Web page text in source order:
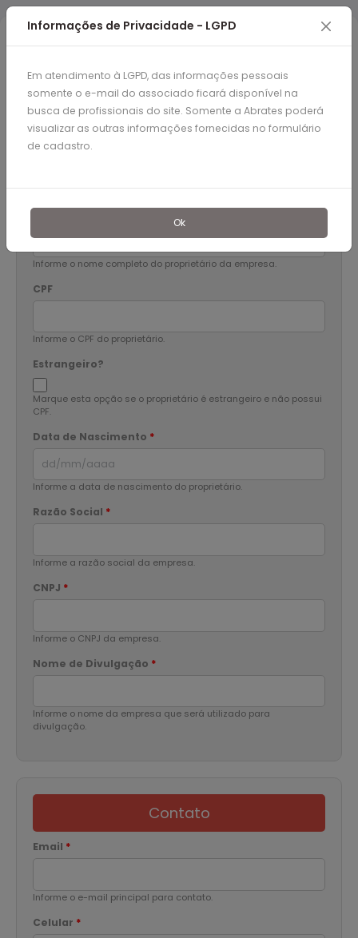
Cadastro Pessoa Jurídica
Nome Completo do proprietário
Informe o nome completo do proprietário da empresa.
CPF
Informe o CPF do proprietário.
Estrangeiro?
Marque esta opção se o proprietário é estrangeiro e não possui
CPF.
Data de Nascimento *
Informe a data de nascimento do proprietário.
Razão Social *
Informe a razão social da empresa.
CNPJ *
Informe o CNPJ da empresa.
Nome de Divulgação *
Informe o nome da empresa que será utilizado para
divulgação.
Contato
Email *
Informe o e-mail principal para contato.
Celular *
Informações de Privacidade - LGPD
Em atendimento à LGPD, das informações pessoais
somente o e-mail do associado ficará disponível na
busca de profissionais do site. Somente a Abrates poderá
visualizar as outras informações fornecidas no formulário
de cadastro.
Ok